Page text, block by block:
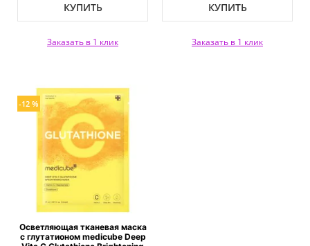
КУПИТЬ
Заказать в 1 клик
КУПИТЬ
Заказать в 1 клик
-12 %
Осветляющая тканевая маска
с глутатионом medicube Deep